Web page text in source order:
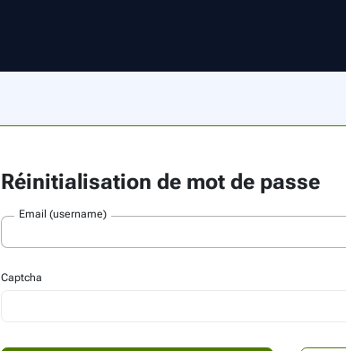
Réinitialisation de mot de passe
Email (username)
Captcha